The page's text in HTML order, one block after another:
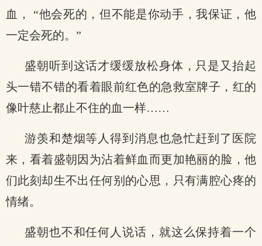
血， “他会死的，但不能是你动手，我保证，他
一定会死的。”
盛朝听到这话才缓缓放松身体，只是又抬起
头一错不错的看着眼前红色的急救室牌子，红的
像叶慈止都止不住的血一样……
游羡和楚烟等人得到消息也急忙赶到了医院
来，看着盛朝因为沾着鲜血而更加艳丽的脸，他
们此刻却生不出任何别的心思，只有满腔心疼的
情绪。
盛朝也不和任何人说话，就这么保持着一个